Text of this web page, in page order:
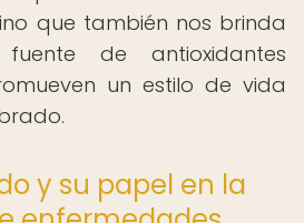
que también nos brinda
de antioxidantes
un estilo de vida
y su papel en la